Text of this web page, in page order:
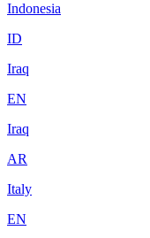
Indonesia
ID
Iraq
EN
Iraq
AR
Italy
EN